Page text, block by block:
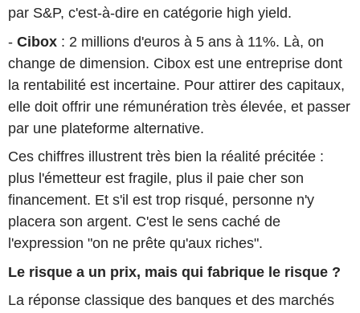
par S&P, c'est-à-dire en catégorie high yield.
- Cibox : 2 millions d'euros à 5 ans à 11%. Là, on
change de dimension. Cibox est une entreprise dont
la rentabilité est incertaine. Pour attirer des capitaux,
elle doit offrir une rémunération très élevée, et passer
par une plateforme alternative.
Ces chiffres illustrent très bien la réalité précitée :
plus l'émetteur est fragile, plus il paie cher son
financement. Et s'il est trop risqué, personne n'y
placera son argent. C'est le sens caché de
l'expression "on ne prête qu'aux riches".
Le risque a un prix, mais qui fabrique le risque ?
La réponse classique des banques et des marchés